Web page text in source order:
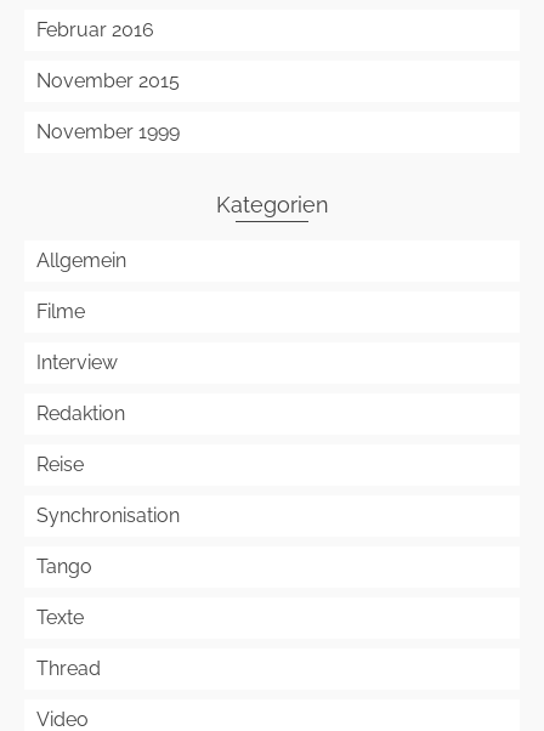
Februar 2016
November 2015
November 1999
Kategorien
Allgemein
Filme
Interview
Redaktion
Reise
Synchronisation
Tango
Texte
Thread
Video